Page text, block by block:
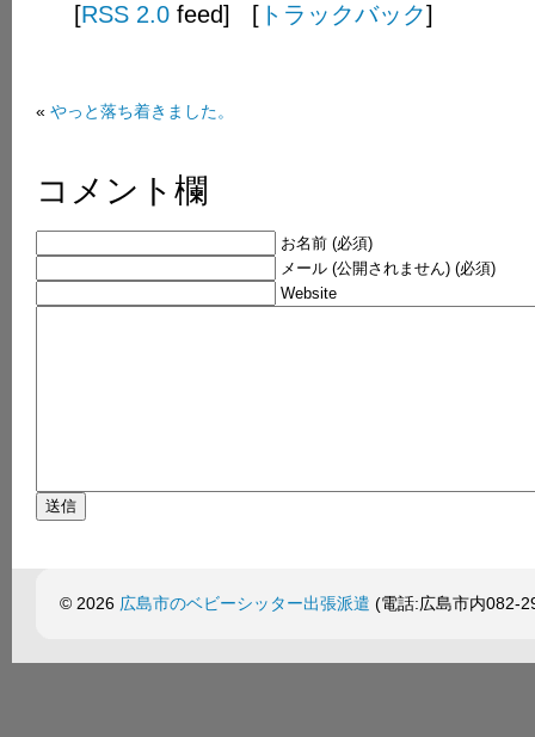
[RSS 2.0 feed] [ トラックバック]
« やっと落ち着きました。
コメント欄
お名前 (必須)
メール (公開されません) (必須)
Website
© 2026 広島市のベビーシッター出張派遣 (電話:広島市内082-